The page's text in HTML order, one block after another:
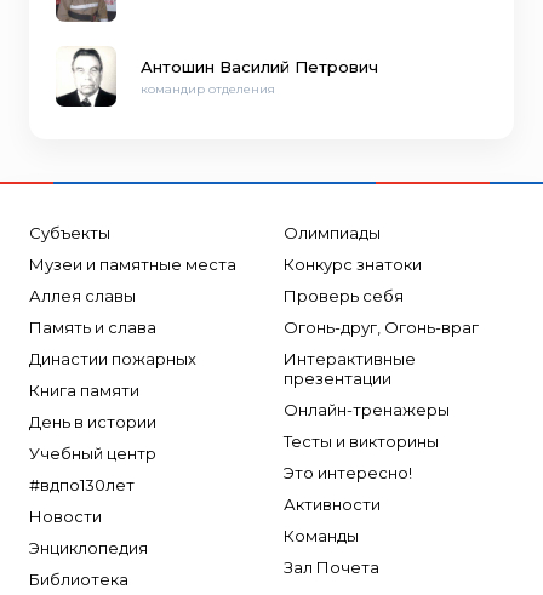
Антошин Василий Петрович
командир отделения
Субъекты
Музеи и памятные места
Аллея славы
Память и слава
Династии пожарных
Книга памяти
День в истории
Учебный центр
#вдпо130лет
Новости
Энциклопедия
Библиотека
Олимпиады
Конкурс знатоки
Проверь себя
Огонь-друг, Огонь-враг
Интерактивные
презентации
Онлайн-тренажеры
Тесты и викторины
Это интересно!
Активности
Команды
Зал Почета